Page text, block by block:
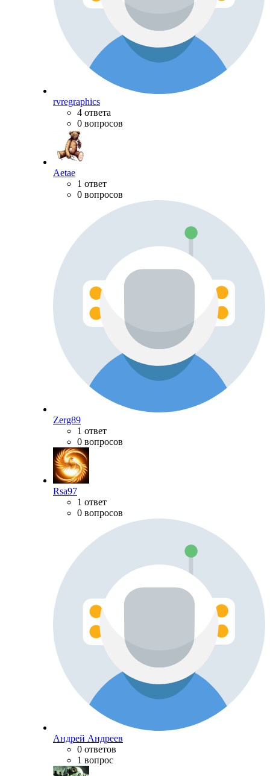
rvregraphics
4 ответа
0 вопросов
Aetae
1 ответ
0 вопросов
Zerg89
1 ответ
0 вопросов
Rsa97
1 ответ
0 вопросов
Андрей Андреев
0 ответов
1 вопрос